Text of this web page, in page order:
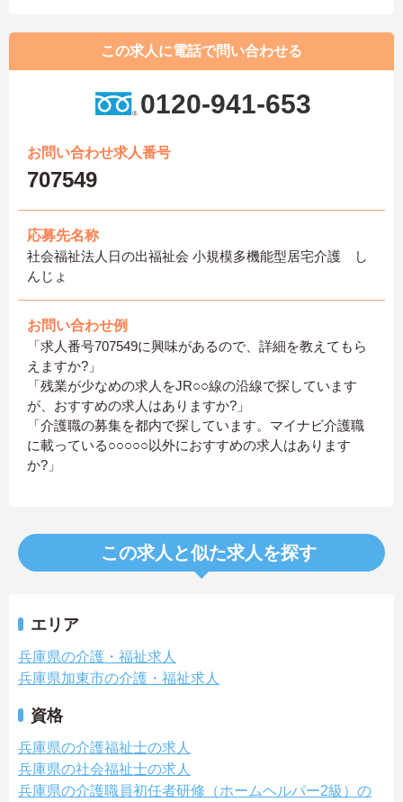
この求人に電話で問い合わせる
0120-941-653
お問い合わせ求人番号
707549
応募先名称
社会福祉法人日の出福祉会 小規模多機能型居宅介護 し
んじょ
お問い合わせ例
「求人番号707549に興味があるので、詳細を教えてもら
えますか?」
「残業が少なめの求人をJR○○線の沿線で探しています
が、おすすめの求人はありますか?」
「介護職の募集を都内で探しています。マイナビ介護職
に載っている○○○○○以外におすすめの求人はあります
か?」
この求人と似た求人を探す
エリア
兵庫県の介護・福祉求人
兵庫県加東市の介護・福祉求人
資格
兵庫県の介護福祉士の求人
兵庫県の社会福祉士の求人
兵庫県の介護職員初任者研修（ホームヘルパー2級）の